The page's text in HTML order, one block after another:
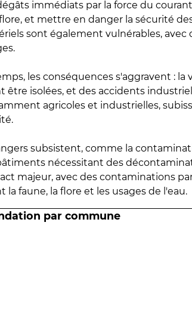
immédiats par la force du
et mettre en danger la sécurité
sont également vulnérables, avec
les conséquences s'aggravent :
être isolées, et des accidents
agricoles et industrielles,
subsistent, comme la
nécessitant des
majeur, avec des contaminations
faune, la flore et les usages de l'eau.
par commune